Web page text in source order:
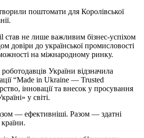
поштомати для Королівської
став не лише важливим бізнес-успіхом
довіри до української промисловості
на міжнародному ринку.
України відзначила
“Made in Ukraine — Trusted
інновації та внесок у просування
у світі.
— ефективніші. Разом — здатні